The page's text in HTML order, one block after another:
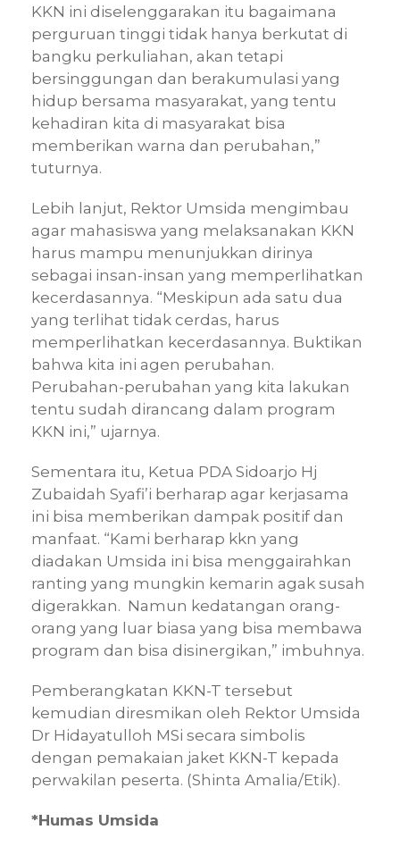
KKN ini diselenggarakan itu bagaimana
perguruan tinggi tidak hanya berkutat di
bangku perkuliahan, akan tetapi
bersinggungan dan berakumulasi yang
hidup bersama masyarakat, yang tentu
kehadiran kita di masyarakat bisa
memberikan warna dan perubahan,”
tuturnya.
Lebih lanjut, Rektor Umsida mengimbau
agar mahasiswa yang melaksanakan KKN
harus mampu menunjukkan dirinya
sebagai insan-insan yang memperlihatkan
kecerdasannya. “Meskipun ada satu dua
yang terlihat tidak cerdas, harus
memperlihatkan kecerdasannya. Buktikan
bahwa kita ini agen perubahan.
Perubahan-perubahan yang kita lakukan
tentu sudah dirancang dalam program
KKN ini,” ujarnya.
Sementara itu, Ketua PDA Sidoarjo Hj
Zubaidah Syafi’i berharap agar kerjasama
ini bisa memberikan dampak positif dan
manfaat. “Kami berharap kkn yang
diadakan Umsida ini bisa menggairahkan
ranting yang mungkin kemarin agak susah
digerakkan. Namun kedatangan orang-
orang yang luar biasa yang bisa membawa
program dan bisa disinergikan,” imbuhnya.
Pemberangkatan KKN-T tersebut
kemudian diresmikan oleh Rektor Umsida
Dr Hidayatulloh MSi secara simbolis
dengan pemakaian jaket KKN-T kepada
perwakilan peserta. (Shinta Amalia/Etik).
*Humas Umsida